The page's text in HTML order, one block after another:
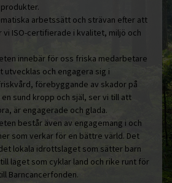
arbetssätt och strävan efter att
ISO-certifierade i kvalitet, miljö och
innebär för oss friska medarbetare
utvecklas och engagera sig i
förebyggande av skador på
sund kropp och själ, ser vi till att
är engagerade och glada.
består även av engagemang i och
som verkar för en bättre värld. Det
lokala idrottslaget som sätter barn
laget som cyklar land och rike runt för
Barncancerfonden.